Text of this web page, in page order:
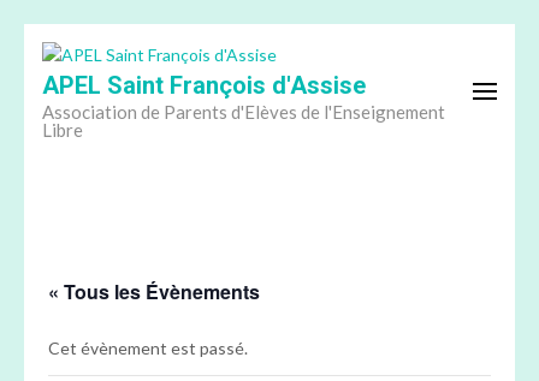
contenu
(Pressez
Entrée)
APEL Saint François d'Assise
Association de Parents d'Elèves de l'Enseignement
Libre
« Tous les Évènements
Cet évènement est passé.